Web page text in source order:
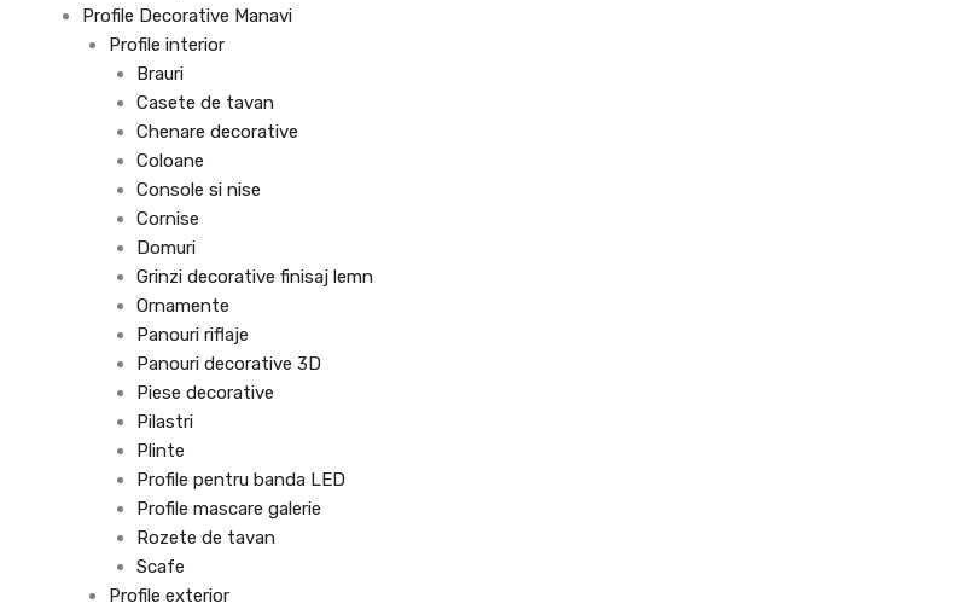
Profile Decorative Manavi
Profile interior
Brauri
Casete de tavan
Chenare decorative
Coloane
Console si nise
Cornise
Domuri
Grinzi decorative finisaj lemn
Ornamente
Panouri riflaje
Panouri decorative 3D
Piese decorative
Pilastri
Plinte
Profile pentru banda LED
Profile mascare galerie
Rozete de tavan
Scafe
Profile exterior